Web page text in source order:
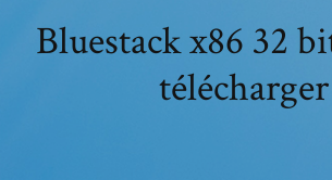
Bluestack x86 32
télécharger